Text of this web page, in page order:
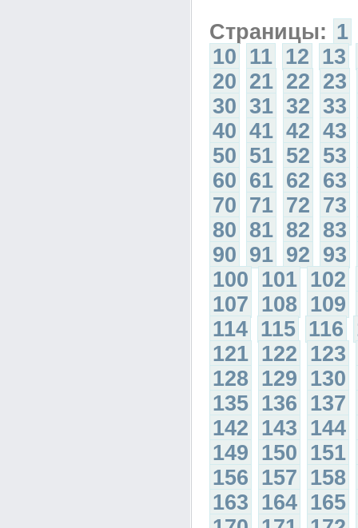
Страницы: 1
10 11 12 13
20 21 22 23
30 31 32 33
40 41 42 43
50 51 52 53
60 61 62 63
70 71 72 73
80 81 82 83
90 91 92 93
100 101 102
107 108 109
114 115 116
121 122 123
128 129 130
135 136 137
142 143 144
149 150 151
156 157 158
163 164 165